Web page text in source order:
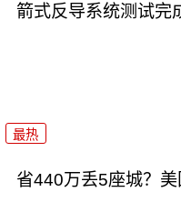
箭式反导系统测试完
最热
省440万丢5座城？美